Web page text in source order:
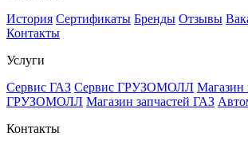
История Сертификаты Бренды Отзывы
Контакты
Услуги
Сервис ГАЗ Сервис ГРУЗОМОЛЛ Магазин
ГРУЗОМОЛЛ Магазин запчастей ГАЗ
Контакты